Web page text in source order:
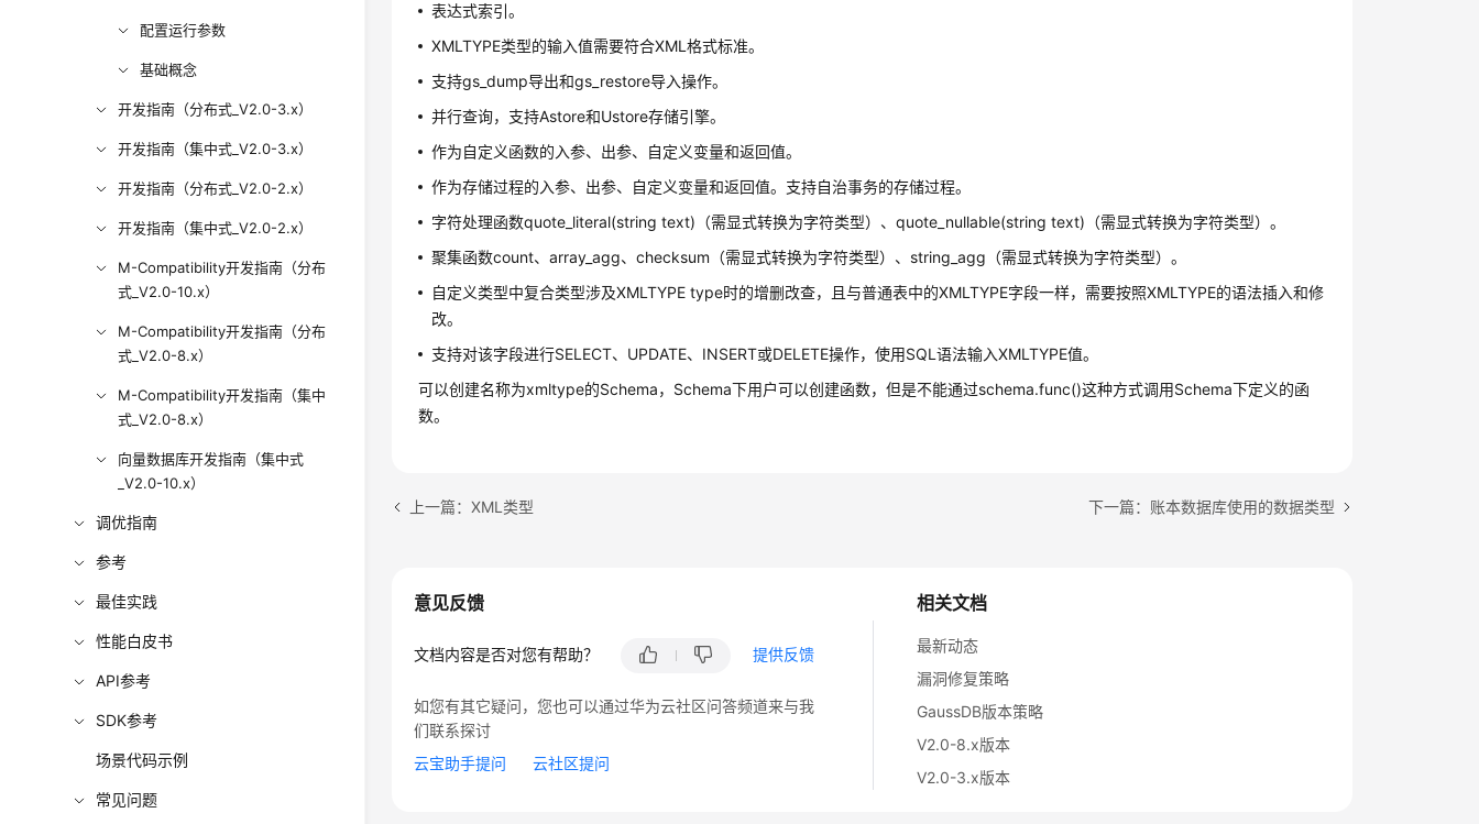
配置运行参数
基础概念
开发指南（分布式_V2.0-3.x）
开发指南（集中式_V2.0-3.x）
开发指南（分布式_V2.0-2.x）
开发指南（集中式_V2.0-2.x）
M-Compatibility开发指南（分布
式_V2.0-10.x）
M-Compatibility开发指南（分布
式_V2.0-8.x）
M-Compatibility开发指南（集中
式_V2.0-8.x）
向量数据库开发指南（集中式
_V2.0-10.x）
调优指南
参考
最佳实践
性能白皮书
API参考
SDK参考
场景代码示例
常见问题
表达式索引。
XMLTYPE类型的输入值需要符合XML格式标准。
支持gs_dump导出和gs_restore导入操作。
并行查询，支持Astore和Ustore存储引擎。
作为自定义函数的入参、出参、自定义变量和返回值。
作为存储过程的入参、出参、自定义变量和返回值。支持自治事务的存储过程。
字符处理函数quote_literal(string text)（需显式转换为字符类型）、quote_nullable(string text)（需显式转换为字符类型）。
聚集函数count、array_agg、checksum（需显式转换为字符类型）、string_agg（需显式转换为字符类型）。
自定义类型中复合类型涉及XMLTYPE type时的增删改查，且与普通表中的XMLTYPE字段一样，需要按照XMLTYPE的语法插入和修
改。
支持对该字段进行SELECT、UPDATE、INSERT或DELETE操作，使用SQL语法输入XMLTYPE值。
可以创建名称为xmltype的Schema，Schema下用户可以创建函数，但是不能通过schema.func()这种方式调用Schema下定义的函
数。
上一篇：XML类型 下一篇：账本数据库使用的数据类型
相关文档
最新动态
漏洞修复策略
GaussDB版本策略
V2.0-8.x版本
V2.0-3.x版本
意见反馈
文档内容是否对您有帮助？ 提供反馈
如您有其它疑问，您也可以通过华为云社区问答频道来与我
们联系探讨
云宝助手提问
云社区提问